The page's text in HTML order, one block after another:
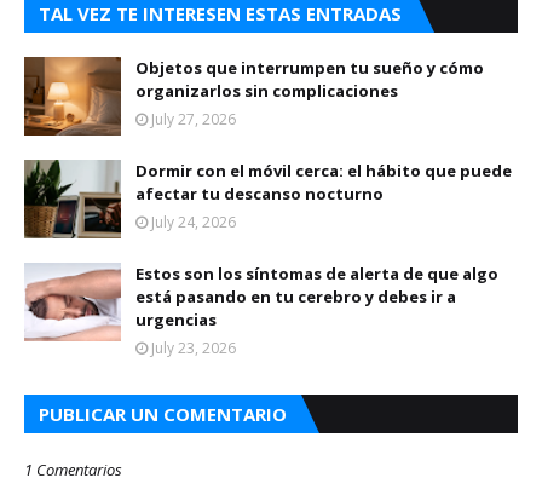
TAL VEZ TE INTERESEN ESTAS ENTRADAS
Objetos que interrumpen tu sueño y cómo
organizarlos sin complicaciones
July 27, 2026
Dormir con el móvil cerca: el hábito que puede
afectar tu descanso nocturno
July 24, 2026
Estos son los síntomas de alerta de que algo
está pasando en tu cerebro y debes ir a
urgencias
July 23, 2026
PUBLICAR UN COMENTARIO
1 Comentarios